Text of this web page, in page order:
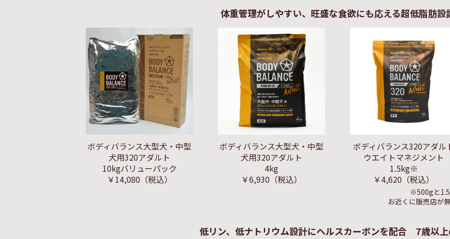
体重管理がしやすい、旺盛な食欲にも応える超低脂肪設
ボディバランス大型犬・中型
犬用320アダルト
10kgバリューパック
￥14,080 （税込）
ボディバランス大型犬・中型
犬用320アダルト
4kg
￥6,930 （税込）
ボディバランス320アダル
ウエイトマネジメント
1.5kg※
￥4,620 （税込）
※500gと
お近くに販売店が
低リン、低ナトリウム設計にヘルスカーボンを配合 7歳以